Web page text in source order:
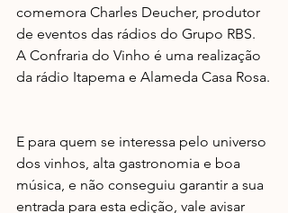
comemora Charles Deucher, produtor
de eventos das rádios do Grupo RBS.
A Confraria do Vinho é uma realização
da rádio Itapema e Alameda Casa Rosa.
E para quem se interessa pelo universo
dos vinhos, alta gastronomia e boa
música, e não conseguiu garantir a sua
entrada para esta edição, vale avisar